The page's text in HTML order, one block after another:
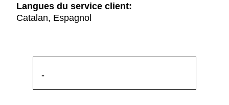
Langues du service client:
Catalan, Espagnol
-